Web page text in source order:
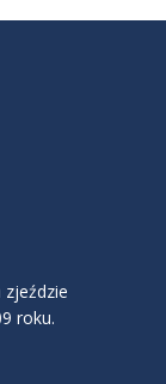
roku.